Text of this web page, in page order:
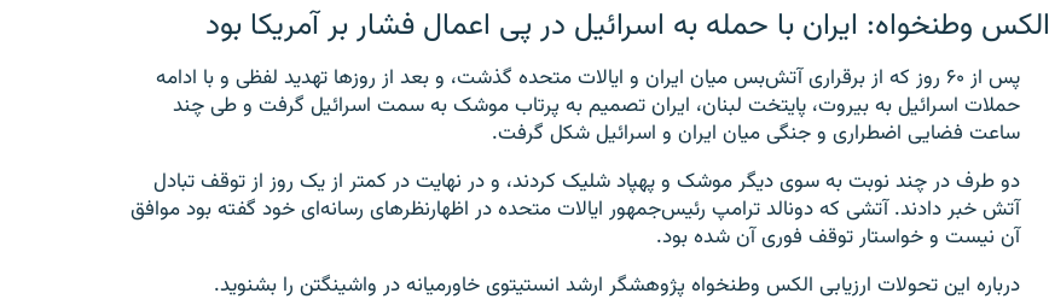
الکس وطنخواه: ایران با حمله به اسرائیل در پی اعمال فشار بر آمریکا بود
پس از ۶۰ روز که از برقراری آتش‌بس میان ایران و ایالات متحده گذشت، و بعد از روزها تهدید لفظی و با ادامه
حملات اسرائیل به بیروت، پایتخت لبنان، ایران تصمیم به پرتاب موشک به سمت اسرائیل گرفت و طی چند
ساعت فضایی اضطراری و جنگی میان ایران و اسرائیل شکل گرفت.
دو طرف در چند نوبت به سوی دیگر موشک و پهپاد شلیک کردند، و در نهایت در کمتر از یک روز از توقف تبادل
آتش خبر دادند. آتشی که دونالد ترامپ رئیس‌جمهور ایالات متحده در اظهارنظر‌های رسانه‌ای خود گفته بود موافق
آن نیست و خواستار توقف فوری آن شده بود.
درباره این تحولات ارزیابی الکس وطنخواه پژوهشگر ارشد انستیتوی خاورمیانه در واشینگتن را بشنوید.